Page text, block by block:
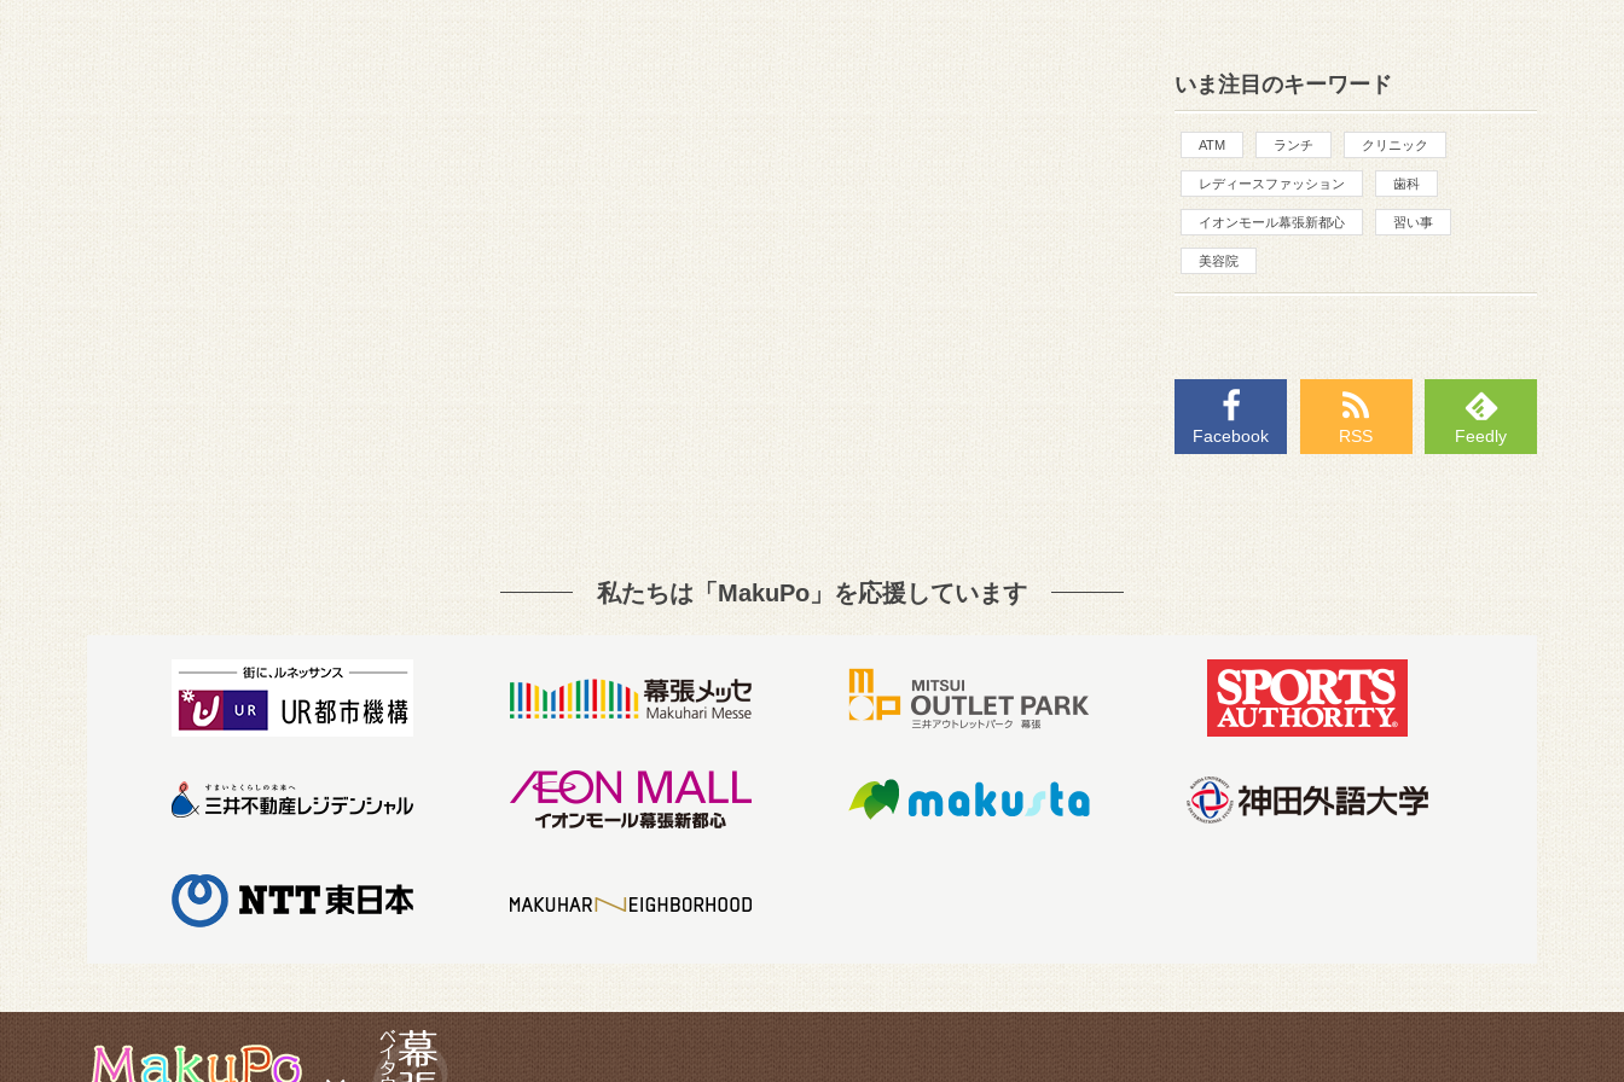
いま注目のキーワード
ATM ランチ クリニック
レディースファッション 歯科
イオンモール幕張新都心 習い事
美容院
Facebook RSS Feedly
私たちは「MakuPo」を応援しています